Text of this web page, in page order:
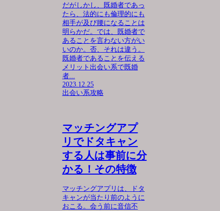
だがしかし、既婚者であっ
たら、法的にも倫理的にも
相手が及び腰になることは
明らかだ。では、既婚者で
あることを言わない方がい
いのか。否、それは違う。
既婚者であることを伝える
メリット出会い系で既婚
者...
2023.12.25
出会い系攻略
マッチングアプ
リでドタキャン
する人は事前に分
かる！その特徴
マッチングアプリは、ドタ
キャンが当たり前のように
おこる。会う前に音信不